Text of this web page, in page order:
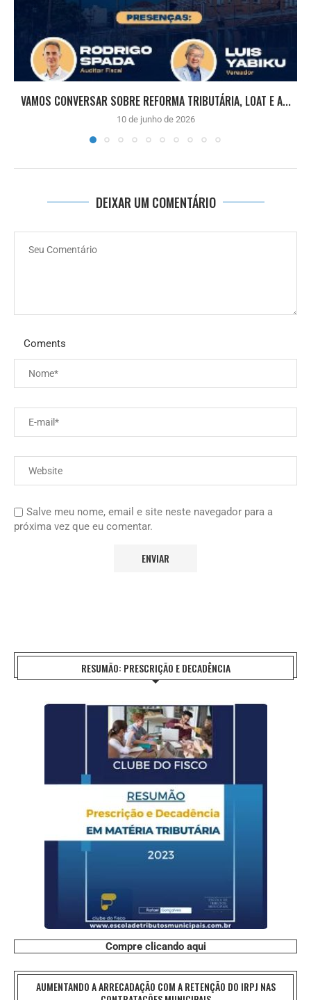
VAMOS CONVERSAR SOBRE REFORMA TRIBUTÁRIA, LOAT E A...
10 de junho de 2026
DEIXAR UM COMENTÁRIO
Coments
Salve meu nome, email e site neste navegador para a
próxima vez que eu comentar.
RESUMÃO: PRESCRIÇÃO E DECADÊNCIA
Compre clicando aqui
AUMENTANDO A ARRECADAÇÃO COM A RETENÇÃO DO IRPJ NAS